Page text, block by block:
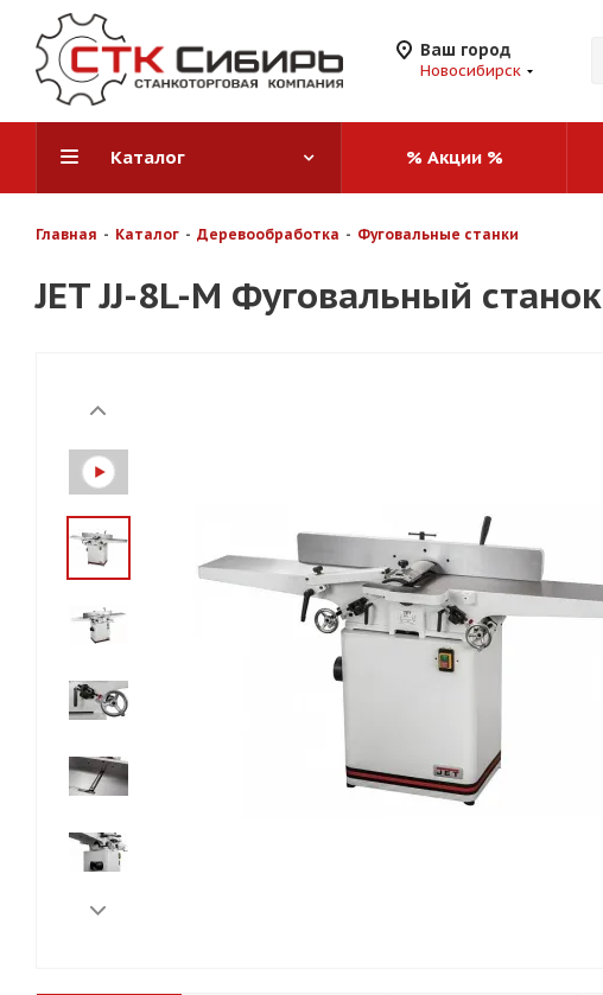
Ваш город
Новосибирск
Каталог % Акции %
Главная - Каталог - Деревообработка - Фуговальные станки
JET JJ-8L-M Фуговальный станок